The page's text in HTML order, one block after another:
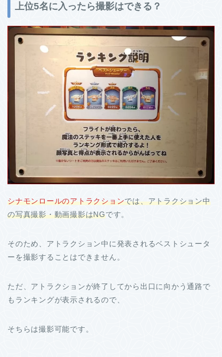
上位5名に入ったら撮影はできる？
シナモンロールのアトラクションでは、アトラクション中
の写真撮影・動画撮影はNGです。
そのため、アトラクション中に発表されるベストシュータ
ーを撮影することはできません。
ただ、アトラクションが終了してから出口に向かう通路で
もランキングが表示されるので、
そちらは撮影可能です。